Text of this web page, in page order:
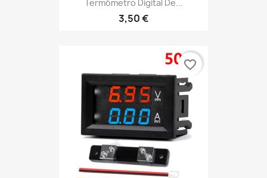
Termómetro Digital De...
3,50 €
favorite_border